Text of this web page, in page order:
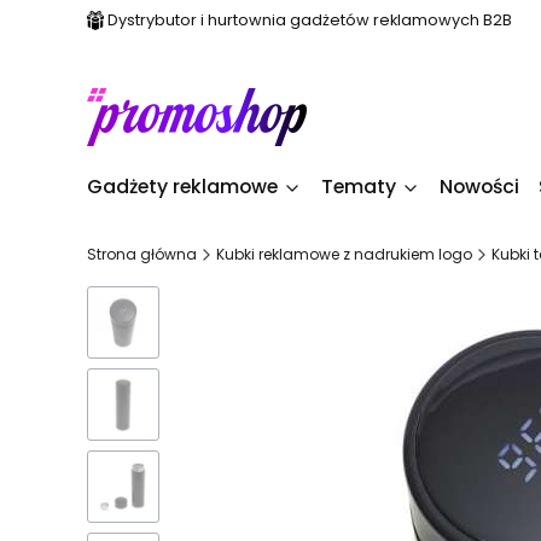
Dystrybutor i hurtownia gadżetów reklamowych B2B
Gadżety reklamowe Tematy Nowości
Strona główna Kubki reklamowe z nadrukiem logo Kubki